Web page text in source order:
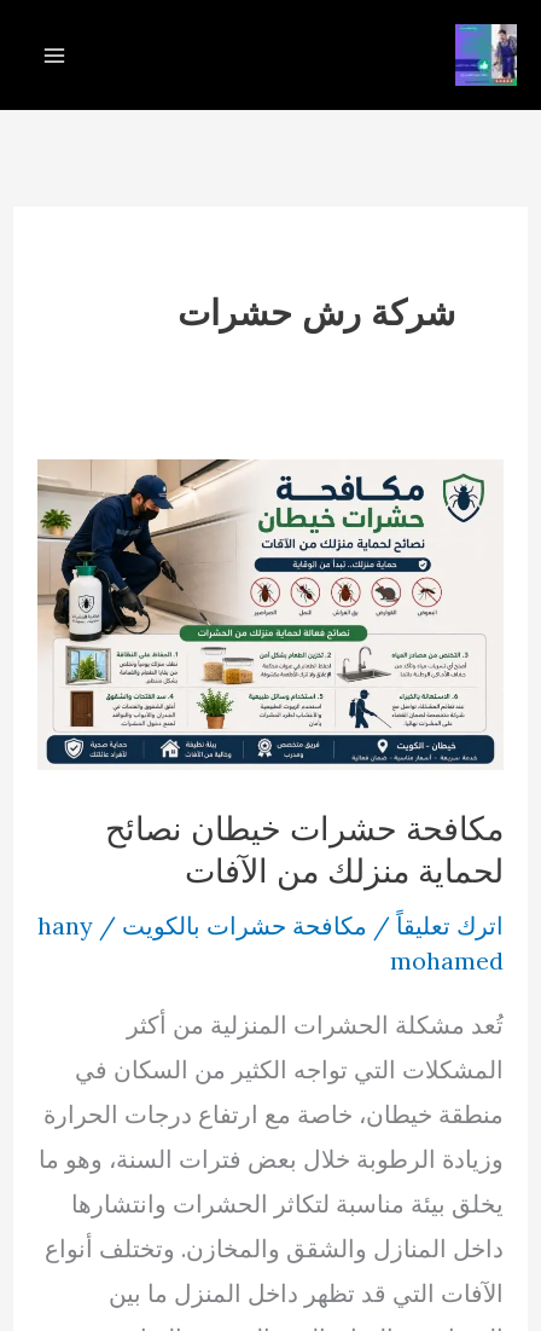
تخطي
إلى
المحتوى
شركة رش حشرات
مكافحة حشرات خيطان نصائح
لحماية منزلك من الآفات
اترك تعليقاً / مكافحة حشرات بالكويت /
hany
mohamed
تُعد مشكلة الحشرات المنزلية من أكثر
المشكلات التي تواجه الكثير من السكان في
منطقة خيطان، خاصة مع ارتفاع درجات الحرارة
وزيادة الرطوبة خلال بعض فترات السنة، وهو ما
يخلق بيئة مناسبة لتكاثر الحشرات وانتشارها
داخل المنازل والشقق والمخازن. وتختلف أنواع
الآفات التي قد تظهر داخل المنزل ما بين